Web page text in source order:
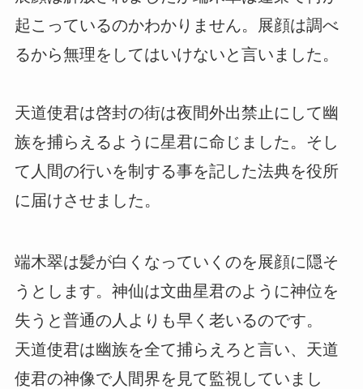
起こっているのかわかりません。展顔は調べ
るから無理をしてはいけないと言いました。
天道使君は啓封の街は夜間外出禁止にして幽
族を捕らえるように星君に命じました。そし
て人間の行いを制する事を記した法典を役所
に届けさせました。
端木翠は髪が白くなっていくのを展顔に隠そ
うとします。神仙は文曲星君のように神位を
失うと普通の人よりも早く老いるのです。
天道使君は幽族を全て捕らえろと言い、天道
使君の神像で人間界を見て監視していまし